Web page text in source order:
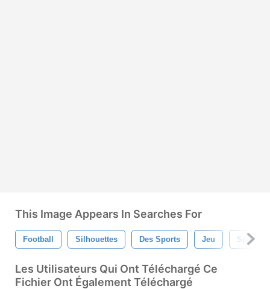
This Image Appears In Searches For
Football Silhouettes Des Sports Jeu Sport
Les Utilisateurs Qui Ont Téléchargé Ce
Fichier Ont Également Téléchargé